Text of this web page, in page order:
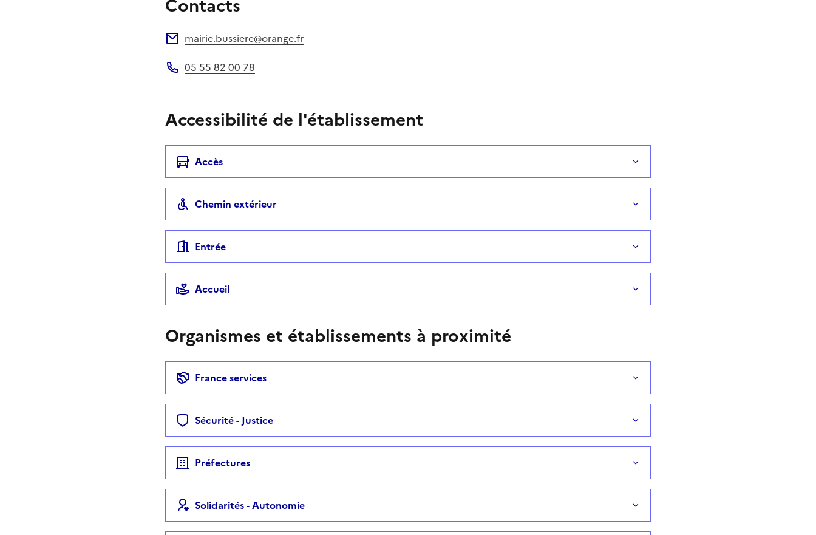
Contacts
mairie.bussiere@orange.fr
05 55 82 00 78
Accessibilité de l'établissement
Accès
Chemin extérieur
Entrée
Accueil
Organismes et établissements à proximité
France services
Sécurité - Justice
Préfectures
Solidarités - Autonomie